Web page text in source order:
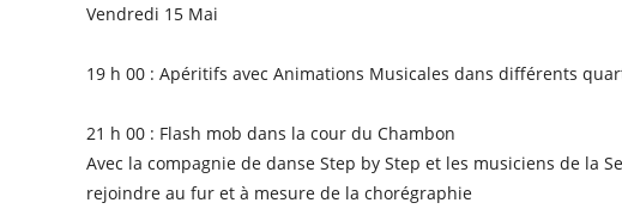
Vendredi 15 Mai
19 h 00 : Apéritifs avec Animations Musicales dans différents
21 h 00 : Flash mob dans la cour du Chambon
Avec la compagnie de danse Step by Step et les musiciens de la
rejoindre au fur et à mesure de la chorégraphie